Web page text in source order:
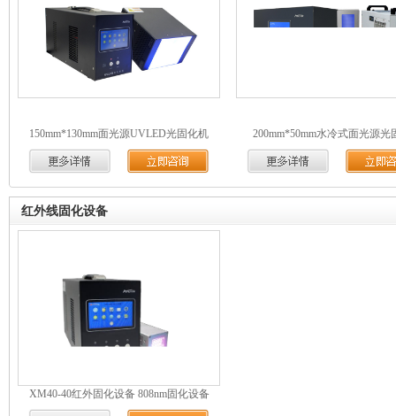
150mm*130mm面光源UVLED光固化机 200mm*50mm水冷式面光源光
红外线固化设备
XM40-40红外固化设备 808nm固化设备